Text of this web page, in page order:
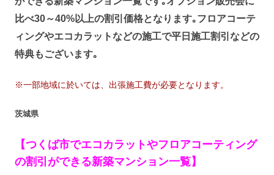
比べ30～40%以上の割引価格となります｡フロアコーテ
ィングやエコカラットなどの施工で平日施工割引などの
特典もございます｡
※一部地域に於いては、出張施工費が必要となります。
茨城県
【つくば市でエコカラットやフロアコーティング
の割引ができる新築マンション一覧】